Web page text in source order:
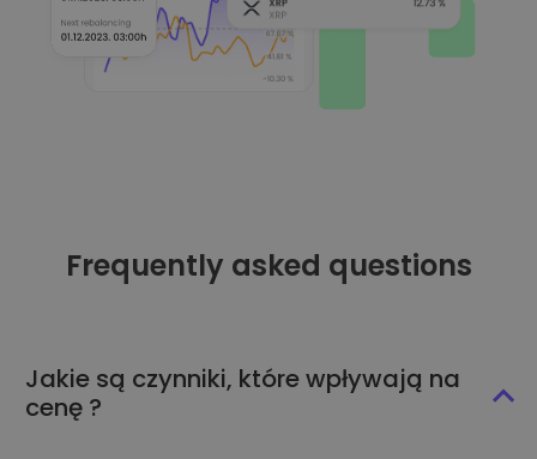
Frequently asked questions
Jakie są czynniki, które wpływają na
cenę ?